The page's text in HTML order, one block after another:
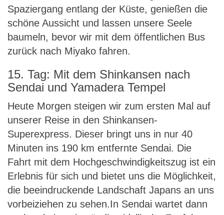
Spaziergang entlang der Küste, genießen die
schöne Aussicht und lassen unsere Seele
baumeln, bevor wir mit dem öffentlichen Bus
zurück nach Miyako fahren.
15. Tag: Mit dem Shinkansen nach
Sendai und Yamadera Tempel
Heute Morgen steigen wir zum ersten Mal auf
unserer Reise in den Shinkansen-
Superexpress. Dieser bringt uns in nur 40
Minuten ins 190 km entfernte Sendai. Die
Fahrt mit dem Hochgeschwindigkeitszug ist ein
Erlebnis für sich und bietet uns die Möglichkeit,
die beeindruckende Landschaft Japans an uns
vorbeiziehen zu sehen.In Sendai wartet dann